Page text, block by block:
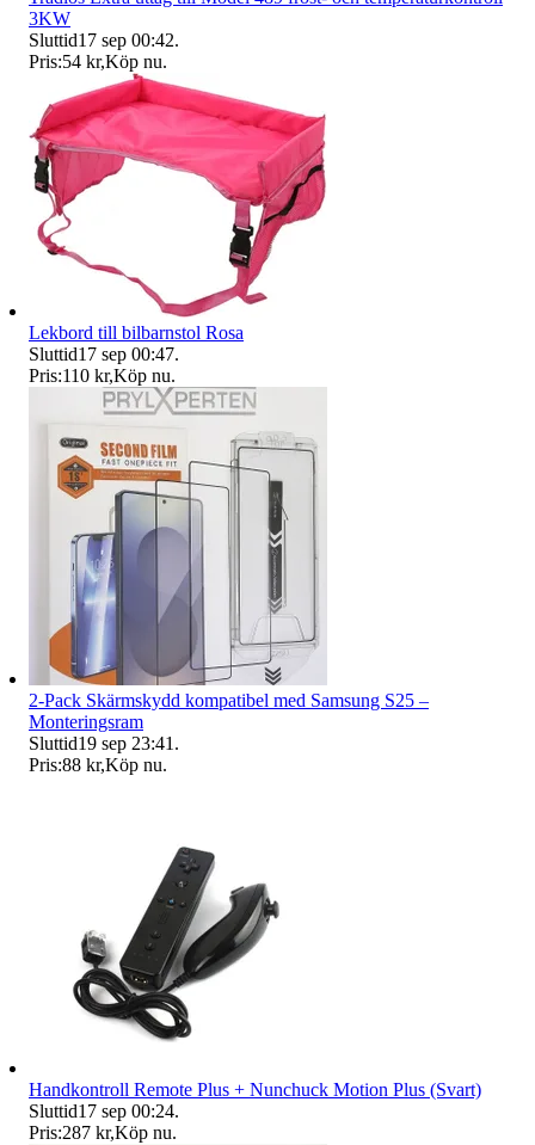
3KW
Sluttid17 sep 00:42.
Pris:54 kr,Köp nu.
Lekbord till bilbarnstol Rosa
Sluttid17 sep 00:47.
Pris:110 kr,Köp nu.
2-Pack Skärmskydd kompatibel med Samsung S25 –
Monteringsram
Sluttid19 sep 23:41 .
Pris:88 kr,Köp nu.
Handkontroll Remote Plus + Nunchuck Motion Plus (Svart)
Sluttid17 sep 00:24.
Pris:287 kr,Köp nu.